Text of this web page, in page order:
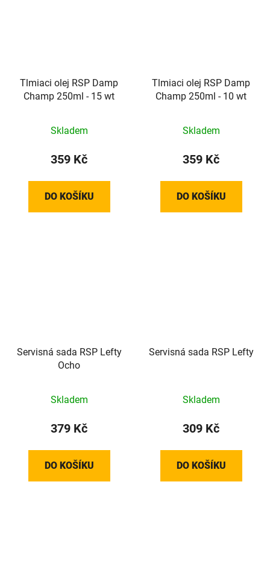
Tlmiaci olej RSP Damp
Champ 250ml - 15 wt
Skladem
359 Kč
DO KOŠÍKU
Tlmiaci olej RSP Damp
Champ 250ml - 10 wt
Skladem
359 Kč
DO KOŠÍKU
Servisná sada RSP Lefty
Ocho
Skladem
379 Kč
DO KOŠÍKU
Servisná sada RSP Lefty
Skladem
309 Kč
DO KOŠÍKU